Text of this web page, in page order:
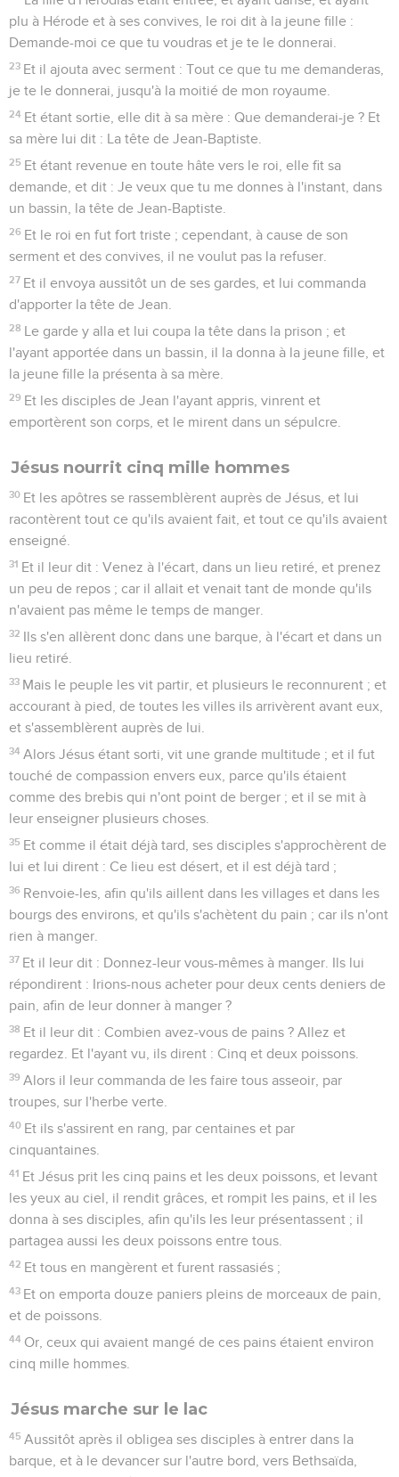
plu à Hérode et à ses convives, le roi dit à la jeune fille :
Demande-moi ce que tu voudras et je te le donnerai.
23 Et il ajouta avec serment : Tout ce que tu me demanderas,
je te le donnerai, jusqu'à la moitié de mon royaume.
24 Et étant sortie, elle dit à sa mère : Que demanderai-je ? Et
sa mère lui dit : La tête de Jean-Baptiste.
25 Et étant revenue en toute hâte vers le roi, elle fit sa
demande, et dit : Je veux que tu me donnes à l'instant, dans
un bassin, la tête de Jean-Baptiste.
26 Et le roi en fut fort triste ; cependant, à cause de son
serment et des convives, il ne voulut pas la refuser.
27 Et il envoya aussitôt un de ses gardes, et lui commanda
d'apporter la tête de Jean.
28 Le garde y alla et lui coupa la tête dans la prison ; et
l'ayant apportée dans un bassin, il la donna à la jeune fille, et
la jeune fille la présenta à sa mère.
29 Et les disciples de Jean l'ayant appris, vinrent et
emportèrent son corps, et le mirent dans un sépulcre.
Jésus nourrit cinq mille hommes
30 Et les apôtres se rassemblèrent auprès de Jésus, et lui
racontèrent tout ce qu'ils avaient fait, et tout ce qu'ils avaient
enseigné.
31 Et il leur dit : Venez à l'écart, dans un lieu retiré, et prenez
un peu de repos ; car il allait et venait tant de monde qu'ils
n'avaient pas même le temps de manger.
32 Ils s'en allèrent donc dans une barque, à l'écart et dans un
lieu retiré.
33 Mais le peuple les vit partir, et plusieurs le reconnurent ; et
accourant à pied, de toutes les villes ils arrivèrent avant eux,
et s'assemblèrent auprès de lui.
34 Alors Jésus étant sorti, vit une grande multitude ; et il fut
touché de compassion envers eux, parce qu'ils étaient
comme des brebis qui n'ont point de berger ; et il se mit à
leur enseigner plusieurs choses.
35 Et comme il était déjà tard, ses disciples s'approchèrent de
lui et lui dirent : Ce lieu est désert, et il est déjà tard ;
36 Renvoie-les, afin qu'ils aillent dans les villages et dans les
bourgs des environs, et qu'ils s'achètent du pain ; car ils n'ont
rien à manger.
37 Et il leur dit : Donnez-leur vous-mêmes à manger. Ils lui
répondirent : Irions-nous acheter pour deux cents deniers de
pain, afin de leur donner à manger ?
38 Et il leur dit : Combien avez-vous de pains ? Allez et
regardez. Et l'ayant vu, ils dirent : Cinq et deux poissons.
39 Alors il leur commanda de les faire tous asseoir, par
troupes, sur l'herbe verte.
40 Et ils s'assirent en rang, par centaines et par
cinquantaines.
41 Et Jésus prit les cinq pains et les deux poissons, et levant
les yeux au ciel, il rendit grâces, et rompit les pains, et il les
donna à ses disciples, afin qu'ils les leur présentassent ; il
partagea aussi les deux poissons entre tous.
42 Et tous en mangèrent et furent rassasiés ;
43 Et on emporta douze paniers pleins de morceaux de pain,
et de poissons.
44 Or, ceux qui avaient mangé de ces pains étaient environ
cinq mille hommes.
Jésus marche sur le lac
45 Aussitôt après il obligea ses disciples à entrer dans la
barque, et à le devancer sur l'autre bord, vers Bethsaïda,